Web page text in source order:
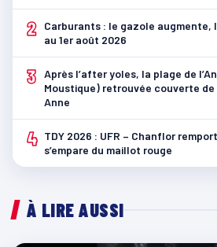
2
Carburants : le gazole augmente,
au 1er août 2026
3 Après l’after yoles, la plage de
Moustique) retrouvée couverte
Anne
4 TDY 2026 : UFR – Chanflor
s’empare du maillot rouge
À LIRE AUSSI